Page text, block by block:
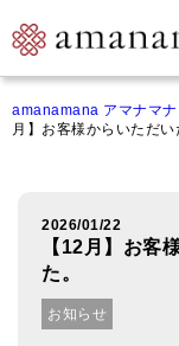
ご来店&購入
オンライン相談&購
amanamana アマナマナ
月】お客様からいただい
2026/01/22
【12月】お客
た。
お知らせ